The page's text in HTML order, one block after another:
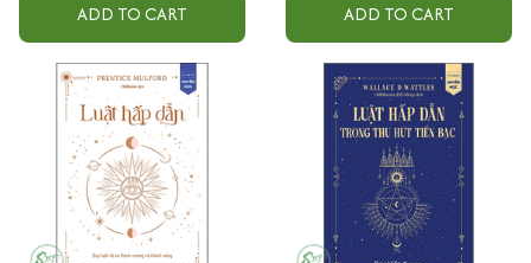
ADD TO CART ADD TO CART